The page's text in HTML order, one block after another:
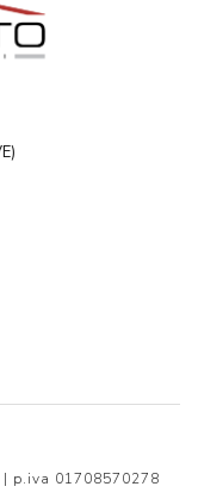
p.iva 01708570278